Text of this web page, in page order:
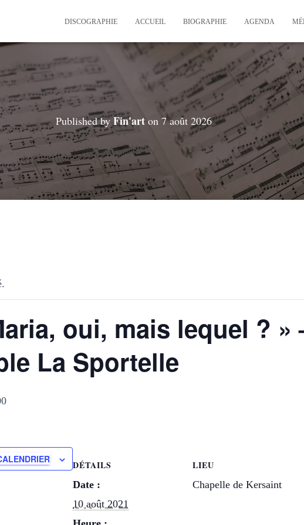
DISCOGRAPHIE ACCUEIL BIOGRAPHIE AGENDA
Published byFin'art on 7 août 2026
oui, mais lequel ? »
La Sportelle
DÉTAILS
Date :
10 août 2021
LIEU
Chapelle de Kersaint